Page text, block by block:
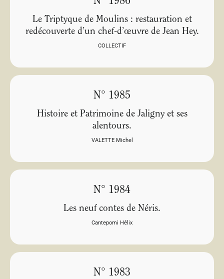
Le Triptyque de Moulins : restauration et
redécouverte d’un chef-d’œuvre de Jean Hey.
COLLECTIF
N° 1985
Histoire et Patrimoine de Jaligny et ses
alentours.
VALETTE Michel
N° 1984
Les neuf contes de Néris.
Cantepomi Hélix
N° 1983